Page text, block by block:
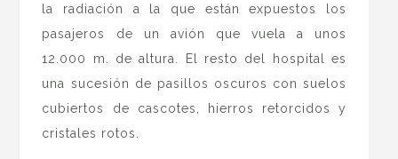
la radiación a la que están expuestos los
pasajeros de un avión que vuela a unos
12.000 m. de altura. El resto del hospital es
una sucesión de pasillos oscuros con suelos
cubiertos de cascotes, hierros retorcidos y
cristales rotos.